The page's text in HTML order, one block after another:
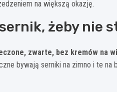
na większą okazję.
żeby nie
zwarte, bez kremów na
bywają serniki na zimno i te